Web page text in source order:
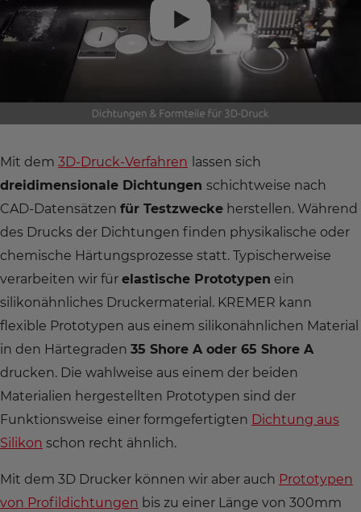
Mit dem 3D-Druck-Verfahren lassen sich
dreidimensionale Dichtungen schichtweise nach
CAD-Datensätzen für Testzwecke herstellen. Während
des Drucks der Dichtungen finden physikalische oder
chemische Härtungsprozesse statt. Typischerweise
verarbeiten wir für elastische Prototypen ein
silikonähnliches Druckermaterial. KREMER kann
flexible Prototypen aus einem silikonähnlichen Material
in den Härtegraden 35 Shore A oder 65 Shore A
drucken. Die wahlweise aus einem der beiden
Materialien hergestellten Prototypen sind der
Funktionsweise einer formgefertigten Dichtung aus
Silikon schon recht ähnlich.
Mit dem 3D Drucker können wir aber auch Prototypen
von Profildichtungen bis zu einer Länge von 300mm